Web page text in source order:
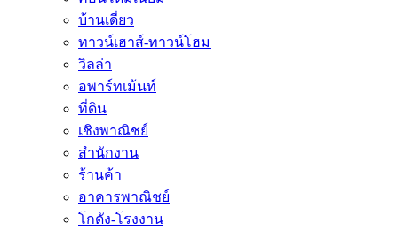
บ้านเดี่ยว
ทาวน์เฮาส์-ทาวน์โฮม
วิลล่า
อพาร์ทเม้นท์
ที่ดิน
เชิงพาณิชย์
สำนักงาน
ร้านค้า
อาคารพาณิชย์
โกดัง-โรงงาน